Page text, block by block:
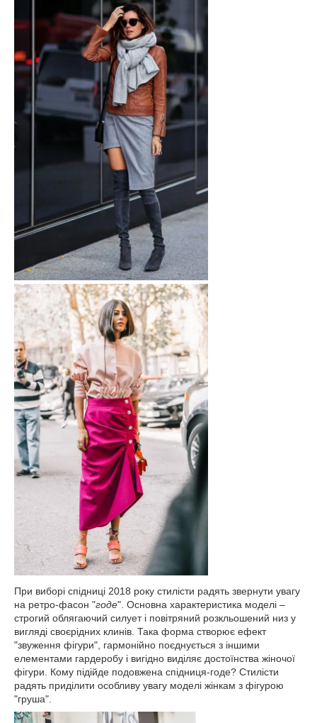
При виборі спідниці 2018 року стилісти радять звернути увагу
на ретро-фасон "годе". Основна характеристика моделі –
строгий облягаючий силует і повітряний розкльошений низ у
вигляді своєрідних клинів. Така форма створює ефект
"звуження фігури", гармонійно поєднується з іншими
елементами гардеробу і вигідно виділяє достоїнства жіночої
фігури. Кому підійде подовжена спідниця-годе? Стилісти
радять приділити особливу увагу моделі жінкам з фігурою
"груша".